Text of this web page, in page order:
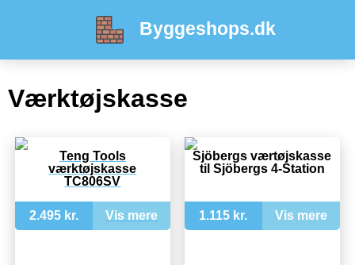
Byggeshops.dk
Værktøjskasse
Teng Tools
værktøjskasse
TC806SV
2.495 kr. Vis mere
Sjöbergs værtøjskasse
til Sjöbergs 4-Station
1.115 kr. Vis mere